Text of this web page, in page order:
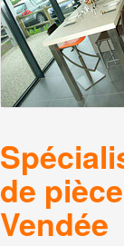
de
Vendée